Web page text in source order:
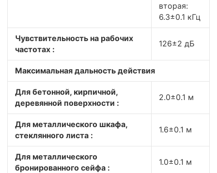
вторая:
6.3±0.1 кГц
Чувствительность на рабочих
частотах :
126±2 дБ
Максимальная дальность действия
Для бетонной, кирпичной,
деревянной поверхности :
2.0±0.1 м
Для металлического шкафа,
стеклянного листа :
1.6±0.1 м
Для металлического
бронированного сейфа :
1.0±0.1 м